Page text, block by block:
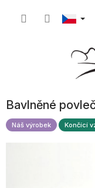
Bavlněné
Náš výrobek Končící